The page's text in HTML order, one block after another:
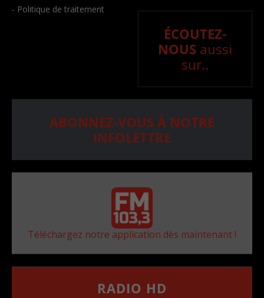
- Politique de traitement
ÉCOUTEZ-
NOUS aussi
sur..
ABONNEZ-VOUS À NOTRE
INFOLETTRE
Téléchargez notre application dès maintenant !
RADIO HD